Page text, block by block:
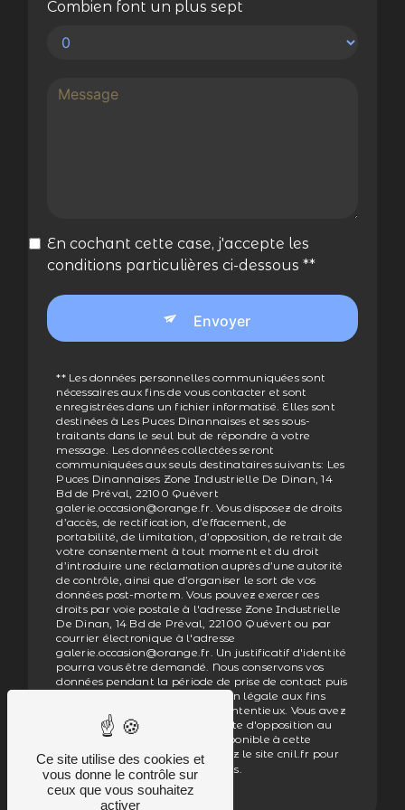
Combien font un plus sept
En cochant cette case, j'accepte les
conditions particulières ci-dessous **
Envoyer
** Les données personnelles communiquées sont
nécessaires aux fins de vous contacter et sont
enregistrées dans un fichier informatisé. Elles sont
destinées à Les Puces Dinannaises et ses sous-
traitants dans le seul but de répondre à votre
message. Les données collectées seront
communiquées aux seuls destinataires suivants: Les
Puces Dinannaises Zone Industrielle De Dinan, 14
Bd de Préval, 22100 Quévert
galerie.occasion@orange.fr. Vous disposez de droits
d’accès, de rectification, d’effacement, de
portabilité, de limitation, d’opposition, de retrait de
votre consentement à tout moment et du droit
d’introduire une réclamation auprès d’une autorité
de contrôle, ainsi que d’organiser le sort de vos
données post-mortem. Vous pouvez exercer ces
droits par voie postale à l'adresse Zone Industrielle
De Dinan, 14 Bd de Préval, 22100 Quévert ou par
courrier électronique à l'adresse
galerie.occasion@orange.fr. Un justificatif d'identité
pourra vous être demandé. Nous conservons vos
données pendant la période de prise de contact puis
pendant la durée de prescription légale aux fins
probatoires et de gestion des contentieux. Vous avez
le droit de vous inscrire sur la liste d'opposition au
démarchage téléphonique, disponible à cette
adresse:Bloctel.gouv.fr. Consultez le site cnil.fr pour
plus d’informations sur vos droits.
Ce site utilise des cookies et
vous donne le contrôle sur
ceux que vous souhaitez
activer